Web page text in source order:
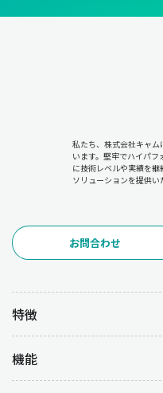
私たち、株式会社キャ
います。堅牢でハイパ
に技術レベルや実績を
ソリューションを提供い
お問合わせ
特徴
機能